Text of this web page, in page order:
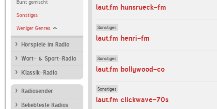
Bunt gemischt
Sonstiges
Weniger Genres
Hörspiele im Radio
Wort- & Sport-Radio
Klassik-Radio
Radiosender
Beliebteste Radios
laut.fm hunsrueck-fm
Sonstiges
laut.fm henri-fm
Sonstiges
laut.fm bollywood-co
Sonstiges
laut.fm clickwave-70s